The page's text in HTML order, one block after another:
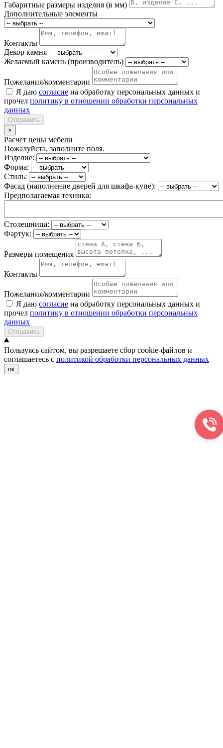
Габаритные размеры изделия (в мм)
Дополнительные элементы
Контакты
Декор камня
Желаемый камень (производитель)
Пожелания/комментарии
Я даю согласие на обработку персональных данных и
прочел политику в отношении обработки персональных
данных
Отправить
×
Расчет цены мебели
Пожалуйста, заполните поля.
Изделие:
Форма:
Стиль:
Фасад (наполнение дверей для шкафа-купе):
Предполагаемая техника:
Столешница:
Фартук:
Размеры помещения
Контакты
Пожелания/комментарии
Я даю согласие на обработку персональных данных и
прочел политику в отношении обработки персональных
данных
Отправить
Пользуясь сайтом, вы разрешаете сбор cookie-файлов и
соглашаетесь с политикой обработки персональных данных
ок